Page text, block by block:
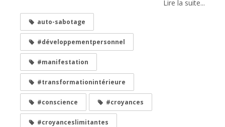
Lire la suite...
auto-sabotage
#développementpersonnel
#manifestation
#transformationintérieure
#conscience #croyances
#croyanceslimitantes